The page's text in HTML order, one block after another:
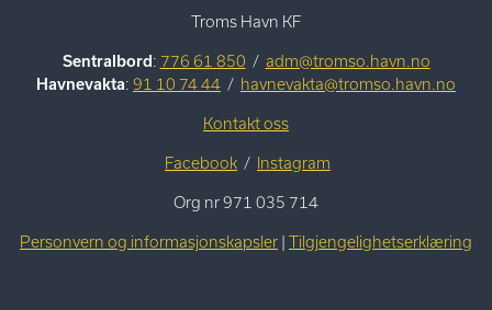
Troms Havn KF
Sentralbord : 776 61 850 / adm@tromso.havn.no
Havnevakta: 91 10 74 44 / havnevakta@tromso.havn.no
Kontakt oss
Facebook / Instagram
Org nr 971 035 714
Personvern og informasjonskapsler Tilgjengelighetserklæring